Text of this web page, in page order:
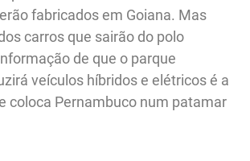
fabricados em Goiana. Mas
carros que sairão do polo
de que o parque
veículos híbridos e elétricos é a
coloca Pernambuco num patamar